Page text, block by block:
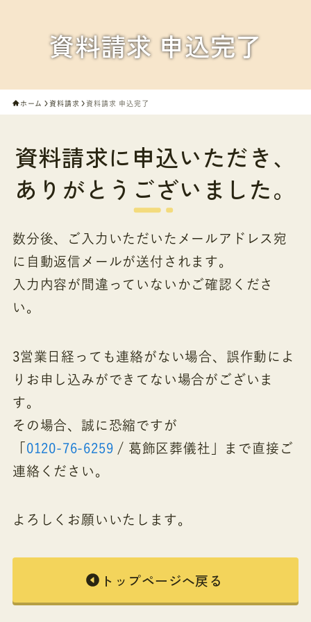
資料請求 申込完了
ホーム 資料請求 資料請求 申込完了
資料請求に申込いただき、
ありがとうございました。
数分後、ご入力いただいたメールアドレス宛
に自動返信メールが送付されます。
入力内容が間違っていないかご確認くださ
い。
3営業日経っても連絡がない場合、誤作動によ
りお申し込みができてない場合がございま
す。
その場合、誠に恐縮ですが
0120-76-6259 / 葛飾区葬儀社」まで直接ご
連絡ください。
よろしくお願いいたします。
トップページへ戻る